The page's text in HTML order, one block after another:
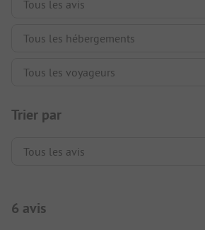
Trier par
6 avis